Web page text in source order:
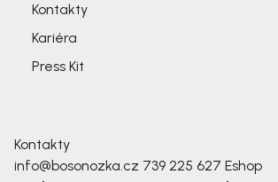
Kontakty
Kariéra
Press Kit
Kontakty
info@bosonozka.cz 739 225 627 Eshop